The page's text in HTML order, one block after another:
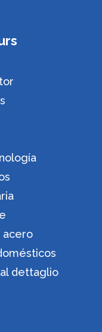
acero
dettaglio